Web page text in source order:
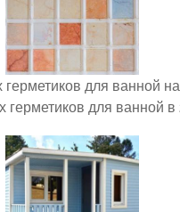
для ванной
герметиков для ванной в